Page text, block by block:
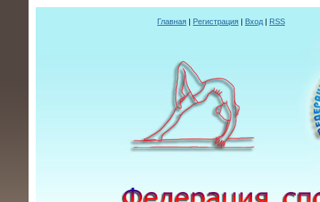
Главная | Регистрация | Вход | RSS